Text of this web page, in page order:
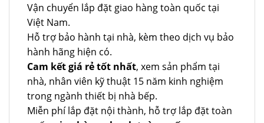
Vận chuyển lắp đặt giao hàng toàn quốc tại
Việt Nam.
Hỗ trợ bảo hành tại nhà, kèm theo dịch vụ bảo
hành hãng hiện có.
Cam kết giá rẻ tốt nhất, xem sản phẩm tại
nhà, nhân viên kỹ thuật 15 năm kinh nghiệm
trong ngành thiết bị nhà bếp.
Miễn phí lắp đặt nội thành, hỗ trợ lắp đặt toàn